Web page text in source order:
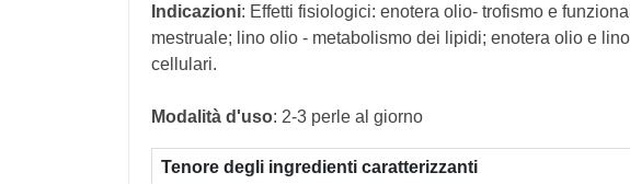
Indicazioni: Effetti fisiologici: enotera olio- trofismo e
mestruale; lino olio - metabolismo dei lipidi; enotera olio e
cellulari.
Modalità d'uso: 2-3 perle al giorno
Tenore degli ingredienti caratterizzanti